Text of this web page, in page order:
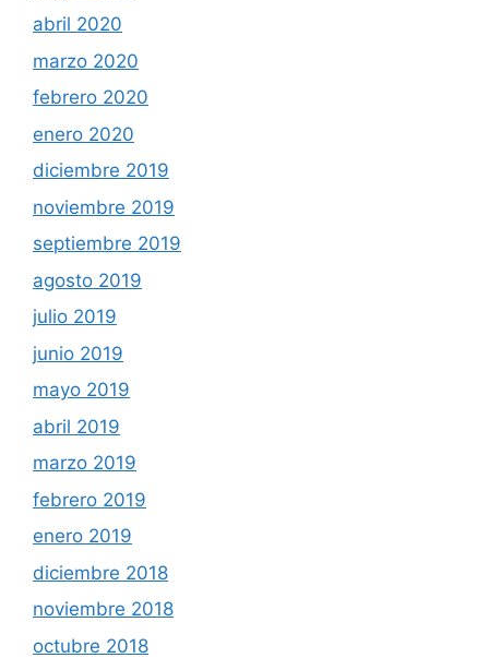
abril 2020
marzo 2020
febrero 2020
enero 2020
diciembre 2019
noviembre 2019
septiembre 2019
agosto 2019
julio 2019
junio 2019
mayo 2019
abril 2019
marzo 2019
febrero 2019
enero 2019
diciembre 2018
noviembre 2018
octubre 2018